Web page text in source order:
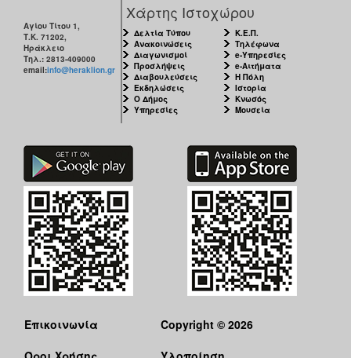
Αγίου Τίτου 1,
Τ.Κ. 71202,
Ηράκλειο
Τηλ.: 2813-409000
email:info@heraklion.gr
Χάρτης Ιστοχώρου
Δελτία Τύπου
Ανακοινώσεις
Διαγωνισμοί
Προσλήψεις
Διαβουλεύσεις
Εκδηλώσεις
Ο Δήμος
Υπηρεσίες
Κ.Ε.Π.
Τηλέφωνα
e-Υπηρεσίες
e-Αιτήματα
Η Πόλη
Ιστορία
Κνωσός
Μουσεία
Επικοινωνία
Copyright © 2026